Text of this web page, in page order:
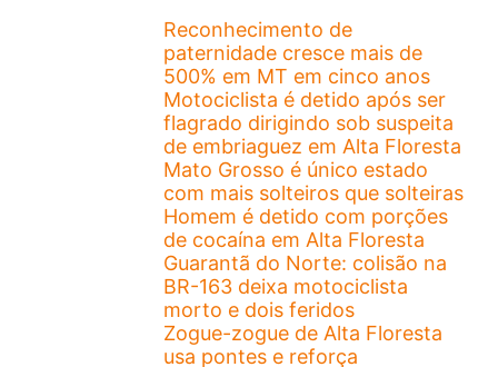
Reconhecimento de
paternidade cresce mais de
500% em MT em cinco anos
Motociclista é detido após ser
flagrado dirigindo sob suspeita
de embriaguez em Alta Floresta
Mato Grosso é único estado
com mais solteiros que solteiras
Homem é detido com porções
de cocaína em Alta Floresta
Guarantã do Norte: colisão na
BR-163 deixa motociclista
morto e dois feridos
Zogue-zogue de Alta Floresta
usa pontes e reforça